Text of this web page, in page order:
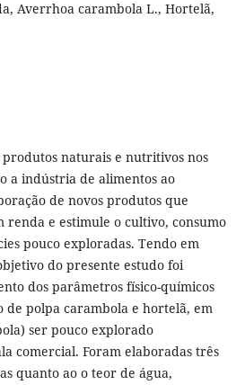
Averrhoa carambola L., Hortelã,
naturais e nutritivos nos
a indústria de alimentos ao
de novos produtos que
renda e estimule o cultivo, consumo
pouco exploradas. Tendo em
do presente estudo foi
dos parâmetros físico-químicos
de polpa carambola e hortelã, em
ser pouco explorado
comercial. Foram elaboradas três
quanto ao o teor de água,